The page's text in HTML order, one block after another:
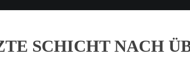
SCHICHT NACH